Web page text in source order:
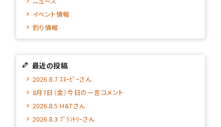
イベント情報
釣り情報
最近の投稿
2026.8.7 ｽﾇｰﾋﾟｰさん
8月7日（金）今日の一言コメント
2026.8.5 H&Tさん
2026.8.3 ﾌﾟﾗﾝﾄﾘｰさん